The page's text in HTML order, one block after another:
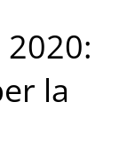
2020:
la